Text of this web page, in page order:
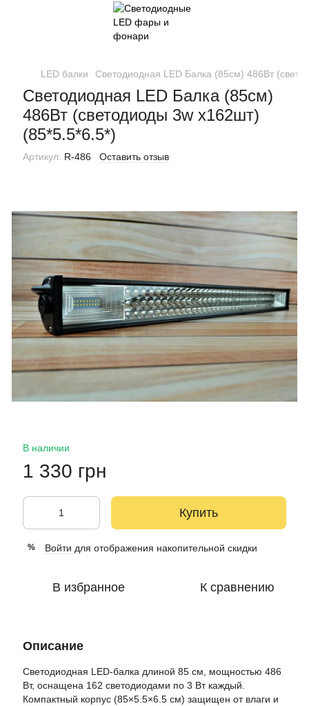
LED балки Светодиодная LED Балка (85см) 486Вт
Светодиодная LED Балка (85см)
486Вт (светодиоды 3w x162шт)
(85*5.5*6.5*)
Артикул: R-486 Оставить отзыв
В наличии
1 330 грн
Купить
% Войти для отображения накопительной скидки
В избранное К сравнению
Описание
Светодиодная LED-балка длиной 85 см, мощностью 486
Вт, оснащена 162 светодиодами по 3 Вт каждый.
Компактный корпус (85×5.5×6.5 см) защищен от влаги и